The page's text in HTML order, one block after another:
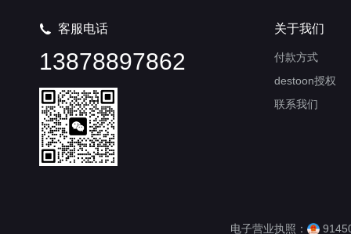
 客服电话
13878897862
关于我们
付款方式
destoon授权
联系我们
电子营业执照：